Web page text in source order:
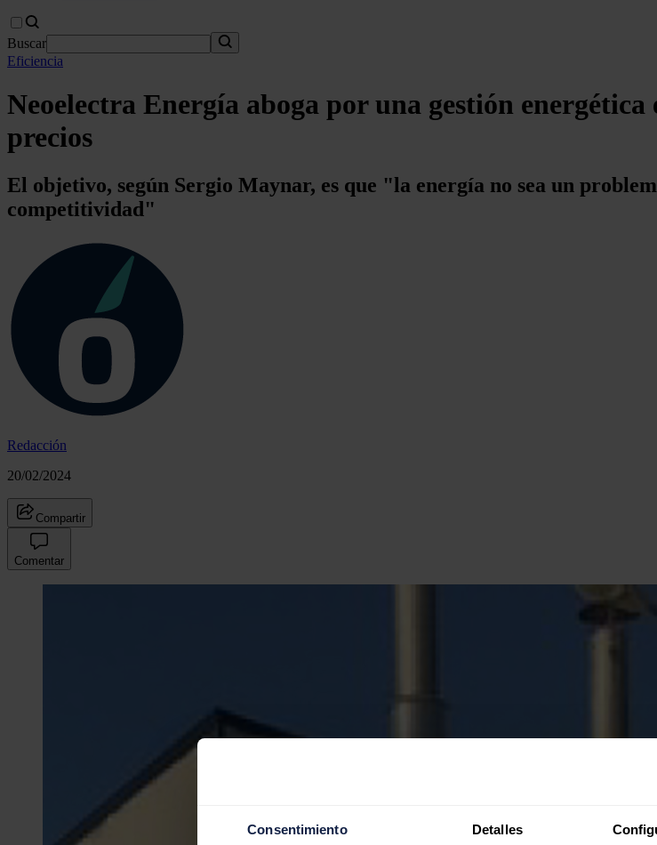
Consentimiento Detalles
Buscar
Eficiencia
Neoelectra Energía aboga por una gestión
precios
El objetivo, según Sergio Maynar, es que "la energía no sea un
competitividad"
Redacción
20/02/2024
Compartir
Comentar